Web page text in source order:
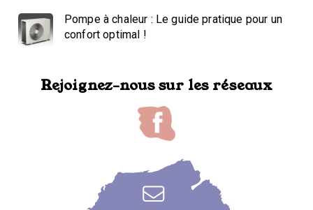
Pompe à chaleur : Le guide pratique pour un
confort optimal !
Rejoignez-nous sur les réseaux